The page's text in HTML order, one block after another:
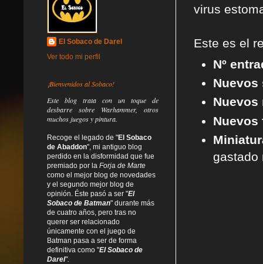
virus
Este es el
Nº
Nuevos
Nuevos
Nuevos
gastado
El Sobaco de Darel
Ver todo mi perfil
¡Bienvenidos al Sobaco!
Este blog trata con un toque de
desbarre sobre Warhammer, otros
muchos juegos y pintura.
Recoge el legado de "El Sobaco
de Abaddon", mi antiguo blog
perdido en la disformidad que fue
premiado por la Forja de Marte
como el mejor blog de novedades
y el segundo mejor blog de
opinión. Éste pasó a ser "El
Sobaco de Batman" durante más
de cuatro años, pero tras no
querer ser relacionado
únicamente con el juego de
Batman pasa a ser de forma
definitiva como "El Sobaco de
Darel".